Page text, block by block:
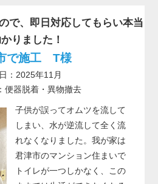
で、即日対応してもらい本当
りました！
で施工 T様
：2025年11月
便器脱着・異物撤去
子供が誤ってオムツを流して
しまい、水が逆流して全く流
れなくなりました。我が家は
君津市のマンション住まいで
トイレが一つしかなく、この